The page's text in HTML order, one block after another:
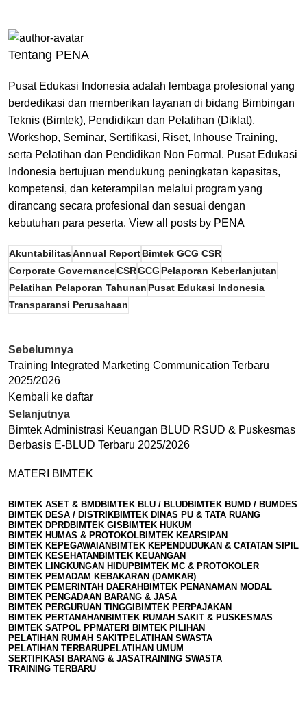
MATERI BIMTEK
BIMTEK ASET & BMDBIMTEK BLU / BLUDBIMTEK BUMD / BUMDES
BIMTEK DESA / DISTRIKBIMTEK DINAS PU & TATA RUANG
BIMTEK DPRDBIMTEK GIS BIMTEK HUKUM
BIMTEK HUMAS & PROTOKOLBIMTEK KEARSIPAN
BIMTEK KEPEGAWAIAN BIMTEK KEPENDUDUKAN & CATATAN SIPIL
BIMTEK KESEHATAN BIMTEK KEUANGAN
BIMTEK LINGKUNGAN HIDUPBIMTEK MC & PROTOKOLER
BIMTEK PEMADAM KEBAKARAN (DAMKAR)
BIMTEK PEMERINTAH DAERAH BIMTEK PENANAMAN MODAL
BIMTEK PENGADAAN BARANG & JASA
BIMTEK PERGURUAN TINGGI BIMTEK PERPAJAKAN
BIMTEK PERTANAHAN BIMTEK RUMAH SAKIT & PUSKESMAS
BIMTEK SATPOL PPMATERI BIMTEK PILIHAN
PELATIHAN RUMAH SAKITPELATIHAN SWASTA
PELATIHAN TERBARUPELATIHAN UMUM
SERTIFIKASI BARANG & JASATRAINING SWASTA
TRAINING TERBARU
Tentang PENA
Pusat Edukasi Indonesia adalah lembaga profesional yang
berdedikasi dan memberikan layanan di bidang Bimbingan
Teknis (Bimtek), Pendidikan dan Pelatihan (Diklat),
Workshop, Seminar, Sertifikasi, Riset, Inhouse Training,
serta Pelatihan dan Pendidikan Non Formal. Pusat Edukasi
Indonesia bertujuan mendukung peningkatan kapasitas,
kompetensi, dan keterampilan melalui program yang
dirancang secara profesional dan sesuai dengan
kebutuhan para peserta. View all posts by PENA
AkuntabilitasAnnual ReportBimtek GCG CSR
Corporate GovernanceCSRGCGPelaporan Keberlanjutan
Pelatihan Pelaporan TahunanPusat Edukasi Indonesia
Transparansi Perusahaan
Sebelumnya
Training Integrated Marketing Communication Terbaru
2025/2026
Kembali ke daftar
Selanjutnya
Bimtek Administrasi Keuangan BLUD RSUD & Puskesmas
Berbasis E-BLUD Terbaru 2025/2026